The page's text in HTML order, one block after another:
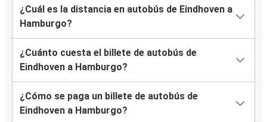
¿Cuál es la distancia en autobús de Eindhoven a
Hamburgo?
¿Cuánto cuesta el billete de autobús de
Eindhoven a Hamburgo?
¿Cómo se paga un billete de autobús de
Eindhoven a Hamburgo?